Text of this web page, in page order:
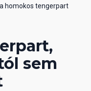
homokos tengerpart
sem